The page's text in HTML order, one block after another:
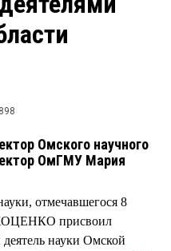
Блоги
Архив
Омского научного
ОмГМУ Мария
отмечавшегося 8
ХОЦЕНКО присвоил
науки Омской